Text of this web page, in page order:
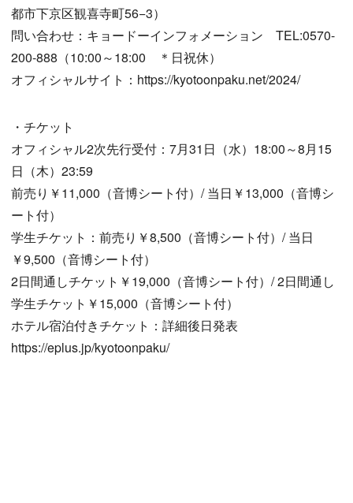
都市下京区観喜寺町56−3）
問い合わせ：キョードーインフォメーション TEL:0570-
200-888（10:00～18:00 ＊日祝休）
オフィシャルサイト：https://kyotoonpaku.net/2024/
・チケット
オフィシャル2次先行受付：7月31日（水）18:00～8月15
日（木）23:59
前売り￥11,000（音博シート付）/ 当日￥13,000（音博シ
ート付）
学生チケット：前売り￥8,500（音博シート付）/ 当日
￥9,500（音博シート付）
2日間通しチケット￥19,000（音博シート付）/ 2日間通し
学生チケット￥15,000（音博シート付）
ホテル宿泊付きチケット：詳細後日発表
https://eplus.jp/kyotoonpaku/